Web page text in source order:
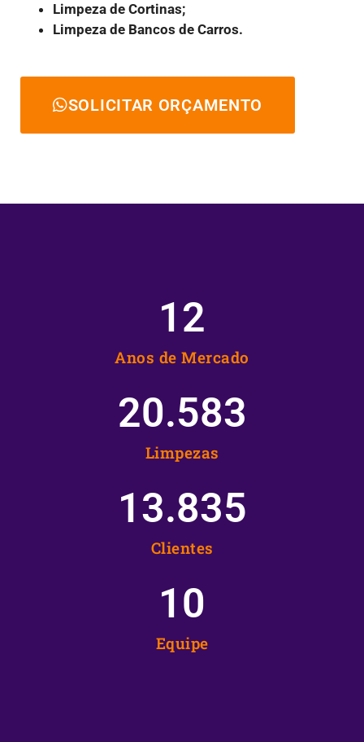
Limpeza de Cortinas;
Limpeza de Bancos de Carros.
SOLICITAR ORÇAMENTO
Anos de Mercado
12
Limpezas
20.583
Clientes
13.835
Equipe
10